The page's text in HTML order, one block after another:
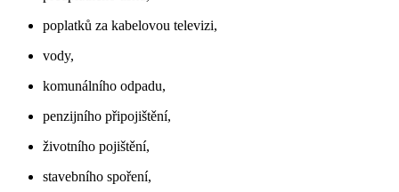
poplatků za kabelovou televizi,
vody,
komunálního odpadu,
penzijního připojištění,
životního pojištění,
stavebního spoření,